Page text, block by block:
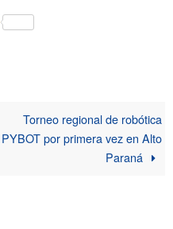
C
r
Torneo regional de robótica
PYBOT por primera vez en Alto
Paraná